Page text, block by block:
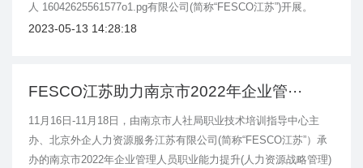
人 16042625561577o1.pg有限公司(简称“FESCO江苏”)开展。
2023-05-13 14:28:18
FESCO江苏助力南京市2022年企业管···
11月16日-11月18日，由南京市人社局职业技术培训指导中心主
办、北京外企人力资源服务江苏有限公司(简称“FESCO江苏”）承
办的南京市2022年企业管理人员职业能力提升(人力资源战略管理)